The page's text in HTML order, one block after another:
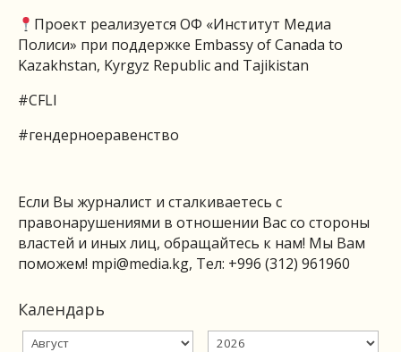
Проект реализуется ОФ «Институт Медиа
Полиси» при поддержке Embassy of Canada to
Kazakhstan, Kyrgyz Republic and Tajikistan
#CFLI
#гендерноеравенство
Если Вы журналист и сталкиваетесь с
правонарушениями в отношении Вас со стороны
властей и иных лиц, обращайтесь к нам! Мы Вам
поможем! mpi@media.kg, Тел: +996 (312) 961960
Календарь